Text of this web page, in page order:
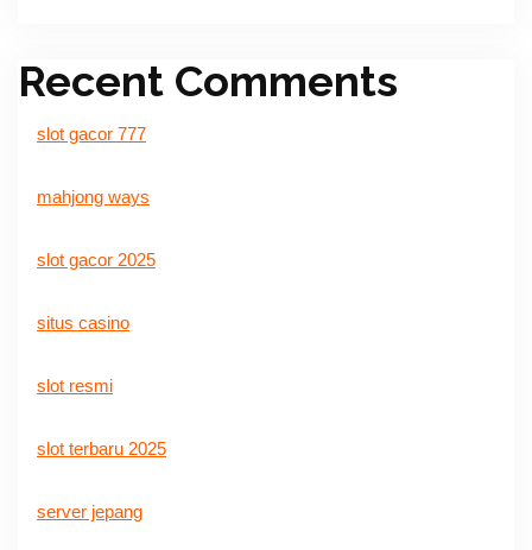
Recent Comments
slot gacor 777
mahjong ways
slot gacor 2025
situs casino
slot resmi
slot terbaru 2025
server jepang